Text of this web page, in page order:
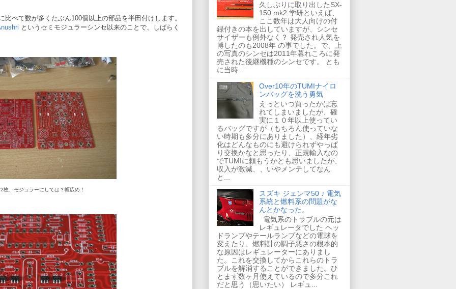
べて数が多くたぶん100個以上の部品を半田付けします。
というセミモジュラーシンセ以来のことで、しばらく
枚、モジュラーにしては？幅広め！
久しぶりに取り出したSX-
150 mk2 学研といえば、
ここ数年は大人向けの付
録付きの本を出していますが、シンセ
サイザーも例外なく？ 発売され人気を
博したのも2008年 の事でした。で、上
の写真のシンセは2011年暮れころに発
売された後継機種のシンセです。 とも
に当時...
Over10年のTUMIナイロ
ンバッグを洗う勇気
えっといつ買ったかは忘
れてしまいましたが、確
実に１０年以上使ってい
るバッグですが（もちろん使っていな
い時期も多分にありました）、経年劣
化はどんなものにも避けられずやっぱ
り交換かなと思ったり、正規輸入なの
でTUMIに頼もうかとも思いましたが、
収入が激減、、いやメンテしてなん
と...
スズキ ジェンマ50 ♪ 電気
系統と燃料系の問題がな
んとかなった。
電気系のトラブルの元は
レギュレータでした ヘッ
ドランプやテールランプなどの電球を
変えたり、燃料計の調子悪さの根本的
な原因はレギュレーターにありまし
た。これを交換してからこれらのトラ
ブルを解消することができました。ひ
とまず数ヶ月使えているので多分これ
だと思う（思いたい） レギュ...